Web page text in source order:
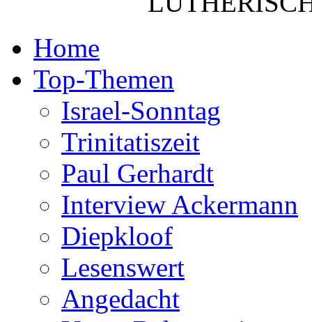
Home
Top-Themen
Israel-Sonntag
Trinitatiszeit
Paul Gerhardt
Interview Ackermann
Diepkloof
Lesenswert
Angedacht